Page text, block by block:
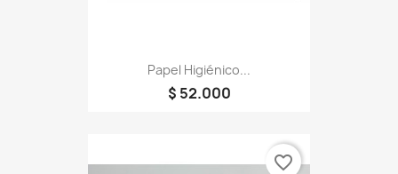
Papel Higiénico...
$ 52.000
favorite_border